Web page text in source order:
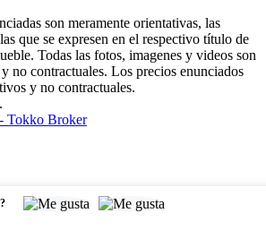
son meramente orientativas, las
que se expresen en el respectivo título de
Todas las fotos, imagenes y videos son
no contractuales. Los precios enunciados
y no contractuales.
Tokko Broker